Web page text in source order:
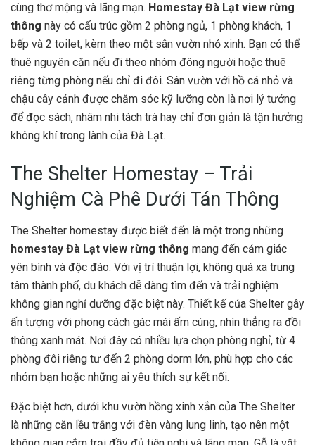
cùng thơ mộng và lãng mạn. Homestay Đà Lạt view rừng
thông này có cấu trúc gồm 2 phòng ngủ, 1 phòng khách, 1
bếp và 2 toilet, kèm theo một sân vườn nhỏ xinh. Bạn có thể
thuê nguyên căn nếu đi theo nhóm đông người hoặc thuê
riêng từng phòng nếu chỉ đi đôi. Sân vườn với hồ cá nhỏ và
chậu cây cảnh được chăm sóc kỹ lưỡng còn là nơi lý tưởng
để đọc sách, nhâm nhi tách trà hay chỉ đơn giản là tận hưởng
không khí trong lành của Đà Lạt.
The Shelter Homestay – Trải
Nghiệm Cà Phê Dưới Tán Thông
The Shelter homestay được biết đến là một trong những
homestay Đà Lạt view rừng thông mang đến cảm giác
yên bình và độc đáo. Với vị trí thuận lợi, không quá xa trung
tâm thành phố, du khách dễ dàng tìm đến và trải nghiệm
không gian nghỉ dưỡng đặc biệt này. Thiết kế của Shelter gây
ấn tượng với phong cách gác mái ấm cúng, nhìn thẳng ra đồi
thông xanh mát. Nơi đây có nhiều lựa chọn phòng nghỉ, từ 4
phòng đôi riêng tư đến 2 phòng dorm lớn, phù hợp cho các
nhóm bạn hoặc những ai yêu thích sự kết nối.
Đặc biệt hơn, dưới khu vườn hồng xinh xắn của The Shelter
là những căn lều trắng với đèn vàng lung linh, tạo nên một